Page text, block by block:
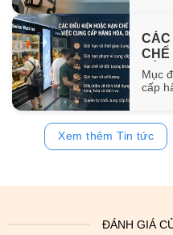
thay
thay
CÁC
CHẾ
Mục
cấp
các
Xem thêm Tin tức
ĐÁNH GIÁ